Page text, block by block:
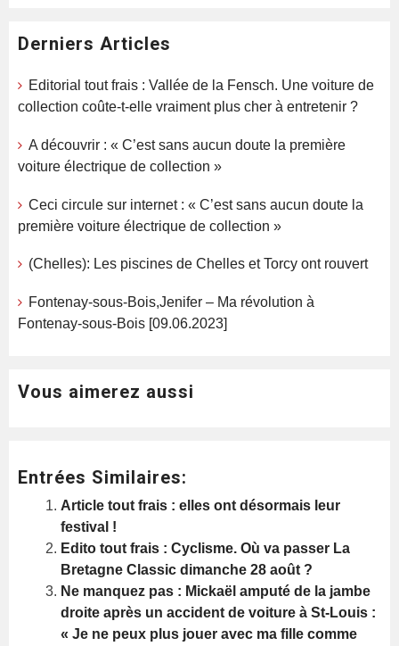
Derniers Articles
Editorial tout frais : Vallée de la Fensch. Une voiture de
collection coûte-t-elle vraiment plus cher à entretenir ?
A découvrir : « C’est sans aucun doute la première
voiture électrique de collection »
Ceci circule sur internet : « C’est sans aucun doute la
première voiture électrique de collection »
(Chelles): Les piscines de Chelles et Torcy ont rouvert
Fontenay-sous-Bois,Jenifer – Ma révolution à
Fontenay-sous-Bois [09.06.2023]
Vous aimerez aussi
Entrées Similaires:
Article tout frais : elles ont désormais leur
festival !
Edito tout frais : Cyclisme. Où va passer La
Bretagne Classic dimanche 28 août ?
Ne manquez pas : Mickaël amputé de la jambe
droite après un accident de voiture à St-Louis :
« Je ne peux plus jouer avec ma fille comme